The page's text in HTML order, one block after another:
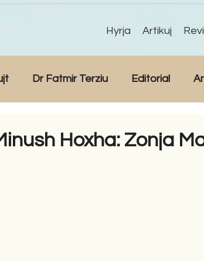
Hyrja Artikuj
Dr Fatmir Terziu Editorial
Hoxha: Zonja